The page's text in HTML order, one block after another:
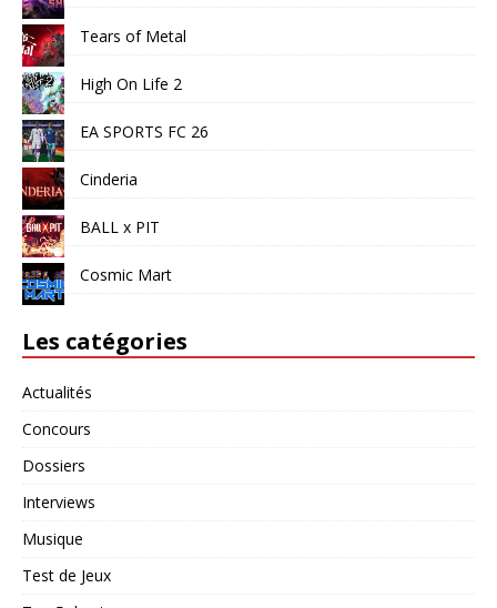
Tears of Metal
High On Life 2
EA SPORTS FC 26
Cinderia
BALL x PIT
Cosmic Mart
Les catégories
Actualités
Concours
Dossiers
Interviews
Musique
Test de Jeux